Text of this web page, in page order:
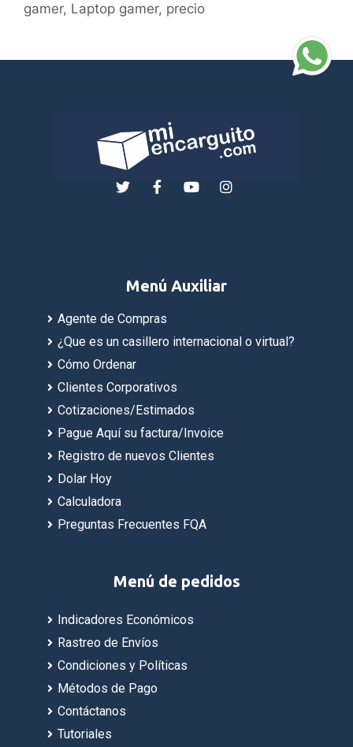
gamer, Laptop gamer, precio
Menú Auxiliar
Agente de Compras
¿Que es un casillero internacional o virtual?
Cómo Ordenar
Clientes Corporativos
Cotizaciones/Estimados
Pague Aquí su factura/Invoice
Registro de nuevos Clientes
Dolar Hoy
Calculadora
Preguntas Frecuentes FQA
Menú de pedidos
Indicadores Económicos
Rastreo de Envíos
Condiciones y Políticas
Métodos de Pago
Contáctanos
Tutoriales